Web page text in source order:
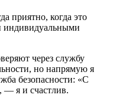
приятно, когда это
индивидуальными
через службу
но напрямую я
безопасности: «С
— я и счастлив.